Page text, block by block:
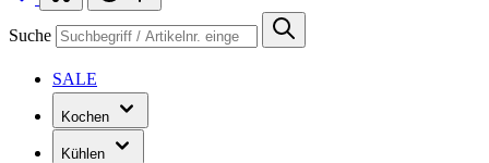
Suche
SALE
Kochen
Kühlen